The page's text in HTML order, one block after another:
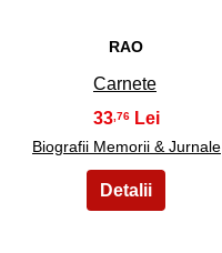
RAO
Carnete
33 ,76
Biografii Memorii & Jurnale